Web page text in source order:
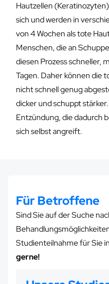
Hautzellen
sich und werden in
von 4 Wochen als tote
Menschen, die an
diesen Prozess schneller,
Tagen. Daher können die
nicht schnell genug
dicker und schuppt
Entzündung, die dadurch
sich selbst angreift.
Für Betroffene
Sind Sie auf der Suche
Studienteilnahme für Sie
gerne!